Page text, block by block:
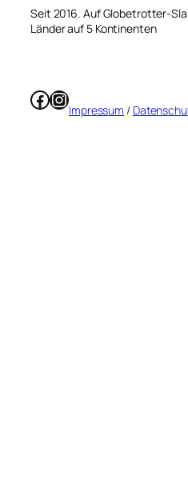
Seit 2016. Auf Globetrotter-
Länder auf 5 Kontinenten
Facebook
Instagram
Impressum /